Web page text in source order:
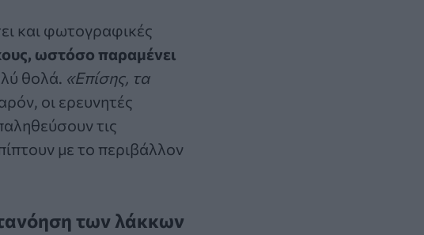
και φωτογραφικές
ωστόσο παραμένει
θολά. «Επίσης, τα
οι ερευνητές
τις
με το περιβάλλον
των λάκκων